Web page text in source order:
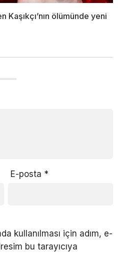
ölümünde yeni
E-posta *
kullanılması için adım, e-
bu tarayıcıya